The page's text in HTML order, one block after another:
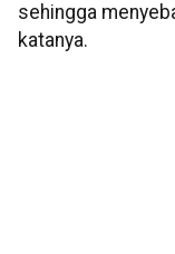
sehingga
katanya.